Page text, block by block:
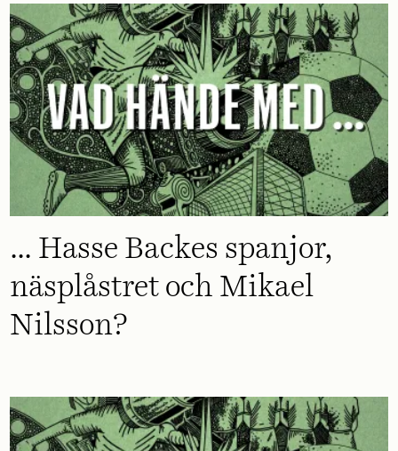
... Hasse Backes spanjor,
näsplåstret och Mikael
Nilsson?